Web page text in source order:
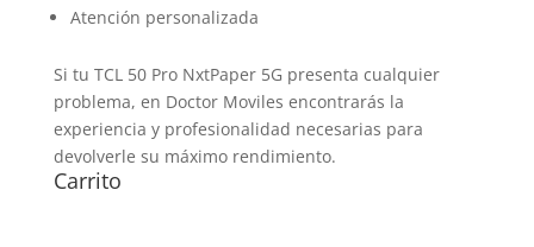
Atención personalizada
Si tu TCL 50 Pro NxtPaper 5G presenta cualquier
problema, en Doctor Moviles encontrarás la
experiencia y profesionalidad necesarias para
devolverle su máximo rendimiento.
Carrito